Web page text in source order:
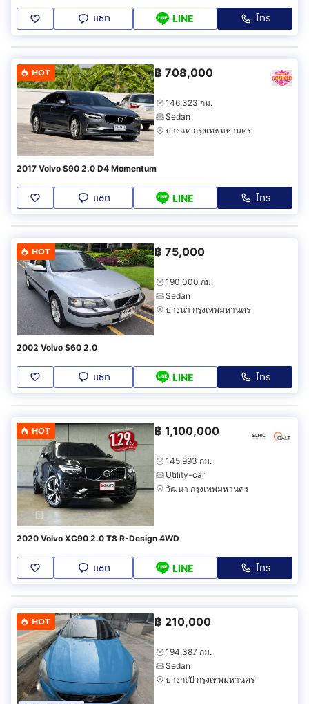
แชท LINE โทร
HOT ฿ 708,000
146,323 กม.
Sedan
บางแค กรุงเทพมหานคร
2017 Volvo S90 2.0 D4 Momentum
แชท LINE โทร
HOT ฿ 75,000
190,000 กม.
Sedan
บางนา กรุงเทพมหานคร
2002 Volvo S60 2.0
แชท LINE โทร
HOT ฿ 1,100,000
145,993 กม.
Utility-car
วัฒนา กรุงเทพมหานคร
2020 Volvo XC90 2.0 T8 R-Design 4WD
แชท LINE โทร
HOT ฿ 210,000
194,387 กม.
Sedan
บางกะปิ กรุงเทพมหานคร